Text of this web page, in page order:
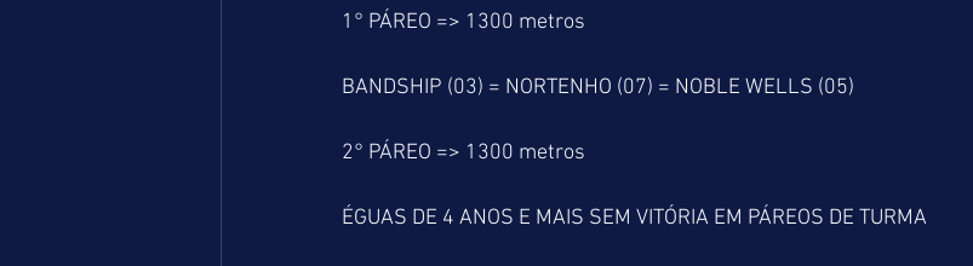
1° PÁREO => 1300 metros
BANDSHIP (03) = NORTENHO (07) = NOBLE WELLS (05)
2° PÁREO => 1300 metros
ÉGUAS DE 4 ANOS E MAIS SEM VITÓRIA EM PÁREOS DE TURMA